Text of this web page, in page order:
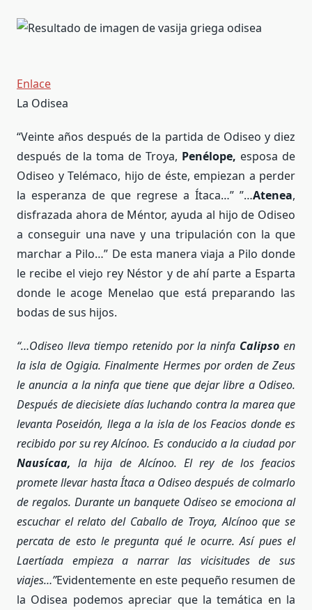
Enlace
La Odisea
“Veinte años después de la partida de Odiseo y diez
después de la toma de Troya, Penélope, esposa de
Odiseo y Telémaco, hijo de éste, empiezan a perder
la esperanza de que regrese a Ítaca…” ”…Atenea,
disfrazada ahora de Méntor, ayuda al hijo de Odiseo
a conseguir una nave y una tripulación con la que
marchar a Pilo…” De esta manera viaja a Pilo donde
le recibe el viejo rey Néstor y de ahí parte a Esparta
donde le acoge Menelao que está preparando las
bodas de sus hijos.
“…Odiseo lleva tiempo retenido por la ninfa Calipso en
la isla de Ogigia. Finalmente Hermes por orden de Zeus
le anuncia a la ninfa que tiene que dejar libre a Odiseo.
Después de diecisiete días luchando contra la marea que
levanta Poseidón, llega a la isla de los Feacios donde es
recibido por su rey Alcínoo. Es conducido a la ciudad por
Nausícaa, la hija de Alcínoo. El rey de los feacios
promete llevar hasta Ítaca a Odiseo después de colmarlo
de regalos. Durante un banquete Odiseo se emociona al
escuchar el relato del Caballo de Troya, Alcínoo que se
percata de esto le pregunta qué le ocurre. Así pues el
Laertíada empieza a narrar las vicisitudes de sus
viajes…”Evidentemente en este pequeño resumen de
la Odisea podemos apreciar que la temática en la